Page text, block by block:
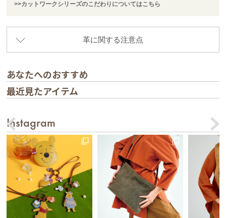
>>カットワークシリーズのこだわりについてはこちら
革に関する注意点
あなたへのおすすめ
最近見たアイテム
Instagram